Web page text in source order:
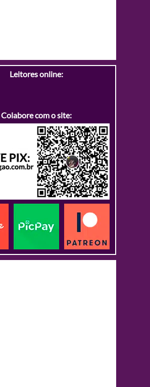
Leitores online:
Colabore com o site: